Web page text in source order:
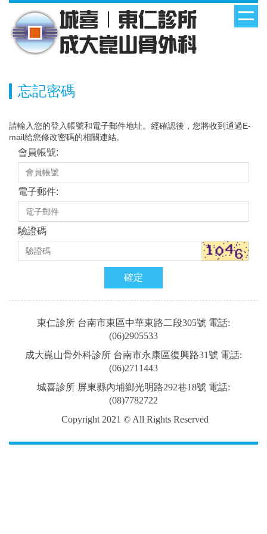
忘記密碼
請輸入您的登入帳號和電子郵件地址。經確認後，您將收到通過E-
mail給您修改密碼的相關連結。
會員帳號:
電子郵件:
驗證碼
確定
東仁診所 台南市東區中華東路二段305號 電話:
(06)2905533
成大崑山骨外科診所 台南市永康區復興路31號 電話:
(06)2711443
城喜診所 屏東縣內埔鄉光明路292巷18號 電話:
(08)7782722
Copyright 2021 © All Rights Reserved